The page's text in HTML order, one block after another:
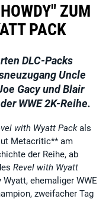
ZUM
PACK
DLC-Packs
Uncle
Gacy und Blair
WWE 2K-Reihe.
with Wyatt Packals
Metacritic** am
der Reihe, ab
Revel with Wyatt
ehemaliger WWE
zweifacher Tag